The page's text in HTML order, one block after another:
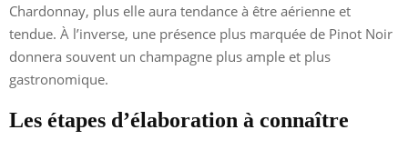
Chardonnay, plus elle aura tendance à être aérienne et
tendue. À l’inverse, une présence plus marquée de Pinot Noir
donnera souvent un champagne plus ample et plus
gastronomique.
Les étapes d’élaboration à connaître